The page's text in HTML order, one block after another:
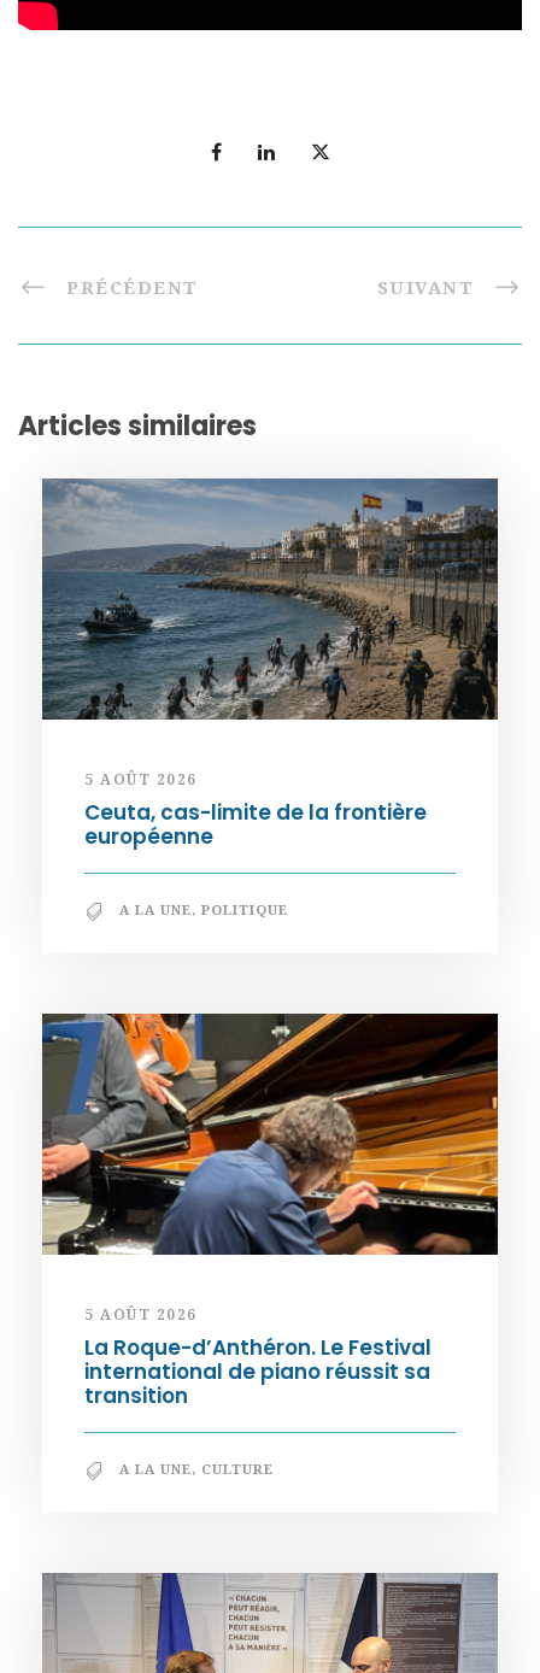
PRÉCÉDENT SUIVANT
Articles similaires
5 AOÛT 2026
Ceuta, cas-limite de la frontière
européenne
A LA UNE, POLITIQUE
5 AOÛT 2026
La Roque-d’Anthéron. Le Festival
international de piano réussit sa
transition
A LA UNE, CULTURE